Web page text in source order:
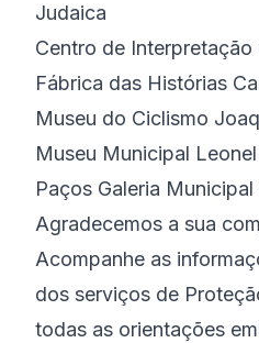
Judaica
Centro de
Fábrica das Histórias
Museu do Ciclismo
Museu Municipal
Paços Galeria
Agradecemos a sua
Acompanhe as
dos serviços de
todas as orientações